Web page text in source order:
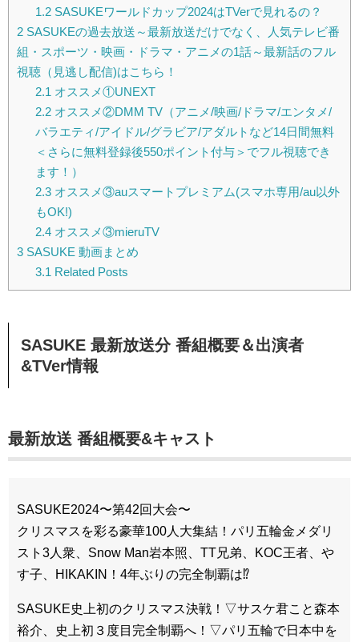
1.2SASUKEワールドカップ2024はTVerで見れるの？
2 SASUKEの過去放送～最新放送だけでなく、人気テレビ番
組・スポーツ・映画・ドラマ・アニメの1話～最新話のフル
視聴（見逃し配信)はこちら！
2.1 オススメ①UNEXT
2.2オススメ②DMM TV（アニメ/映画/ドラマ/エンタメ/
バラエティ/アイドル/グラビア/アダルトなど14日間無料
＜さらに無料登録後550ポイント付与＞でフル視聴でき
ます！）
2.3オススメ③auスマートプレミアム(スマホ専用/au以外
もOK!)
2.4オススメ③mieruTV
3 SASUKE 動画まとめ
3.1 Related Posts
SASUKE 最新放送分 番組概要＆出演者
&TVer情報
最新放送 番組概要&キャスト
SASUKE2024〜第42回大会〜
クリスマスを彩る豪華100人大集結！パリ五輪金メダリ
スト3人衆、Snow Man岩本照、TT兄弟、KOC王者、や
す子、HIKAKIN！4年ぶりの完全制覇は⁉
SASUKE史上初のクリスマス決戦！▽サスケ君こと森本
裕介、史上初３度目完全制覇へ！▽パリ五輪で日本中を